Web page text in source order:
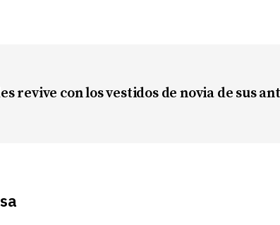
revive con los vestidos de novia de sus